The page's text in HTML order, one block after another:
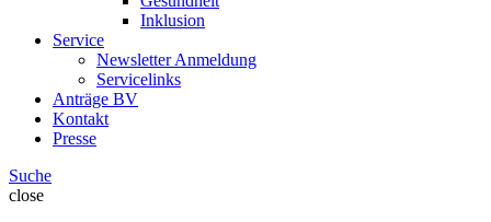
Inklusion
Service
Newsletter Anmeldung
Servicelinks
Anträge BV
Kontakt
Presse
Suche
close